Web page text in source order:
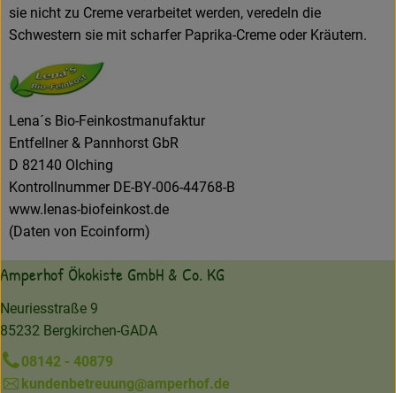
sie nicht zu Creme verarbeitet werden, veredeln die
Schwestern sie mit scharfer Paprika-Creme oder Kräutern.
Lena´s Bio-Feinkostmanufaktur
Entfellner & Pannhorst GbR
D 82140 Olching
Kontrollnummer DE-BY-006-44768-B
www.lenas-biofeinkost.de
(Daten von Ecoinform)
Amperhof Ökokiste GmbH & Co. KG
Neuriesstraße 9
85232 Bergkirchen-GADA
08142 - 40879
kundenbetreuung@amperhof.de